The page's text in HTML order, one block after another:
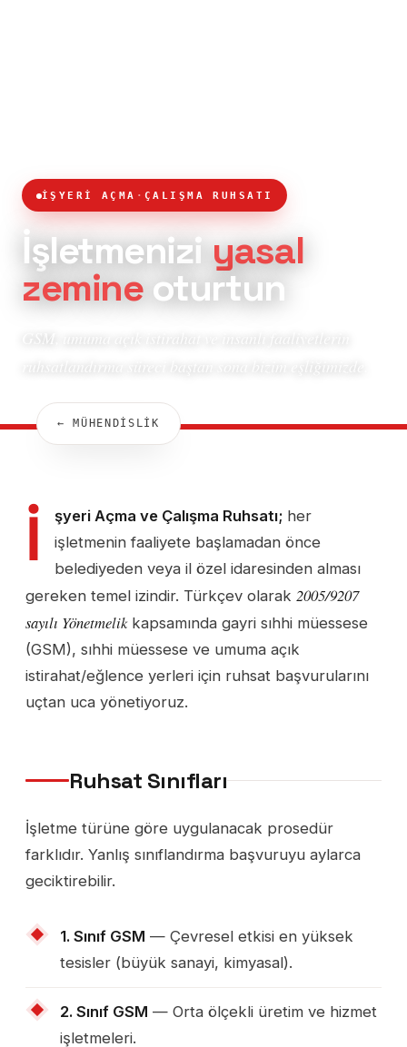
İŞYERİ AÇMA ·ÇALIŞMA RUHSATI
İşletmeniziyasal
zemineoturtun
GSM, umuma açık istirahat ve insanlı faaliyetlerin
← MÜHENDİSLİK
İ şyeri Açma ve Çalışma Ruhsatı; her
işletmenin faaliyete başlamadan önce
belediyeden veya il özel idaresinden alması
gereken temel izindir. Türkçev olarak 2005/9207
sayılı Yönetmelikkapsamında gayri sıhhi müessese
(GSM), sıhhi müessese ve umuma açık
istirahat/eğlence yerleri için ruhsat başvurularını
uçtan uca yönetiyoruz.
Ruhsat Sınıfları
İşletme türüne göre uygulanacak prosedür
farklıdır. Yanlış sınıflandırma başvuruyu aylarca
geciktirebilir.
1. Sınıf GSM — Çevresel etkisi en yüksek
tesisler (büyük sanayi, kimyasal).
2. Sınıf GSM — Orta ölçekli üretim ve hizmet
işletmeleri.